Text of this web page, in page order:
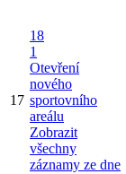
17
18
1
Otevření
nového
sportovního
areálu
Zobrazit
všechny
záznamy ze dne